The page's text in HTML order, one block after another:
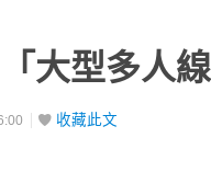
大型多人
收藏此文